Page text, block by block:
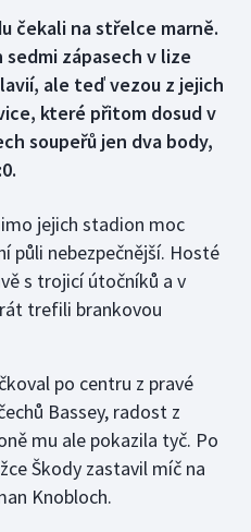
čekali na střelce marně.
zápasech v lize
ale teď vezou z jejich
které přitom dosud v
soupeřů jen dva body,
jejich stadion moc
půli nebezpečnější. Hosté
s trojicí útočníků a v
trefili brankovou
po centru z pravé
Bassey, radost z
mu ale pokazila tyč. Po
Škody zastavil míč na
Knobloch.